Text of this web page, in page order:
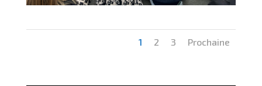
1 2 3 Prochaine